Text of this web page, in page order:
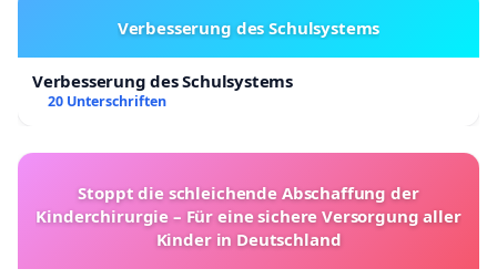
Verbesserung des Schulsystems
Verbesserung des Schulsystems
20 Unterschriften
Stoppt die schleichende Abschaffung der
Kinderchirurgie – Für eine sichere Versorgung aller
Kinder in Deutschland